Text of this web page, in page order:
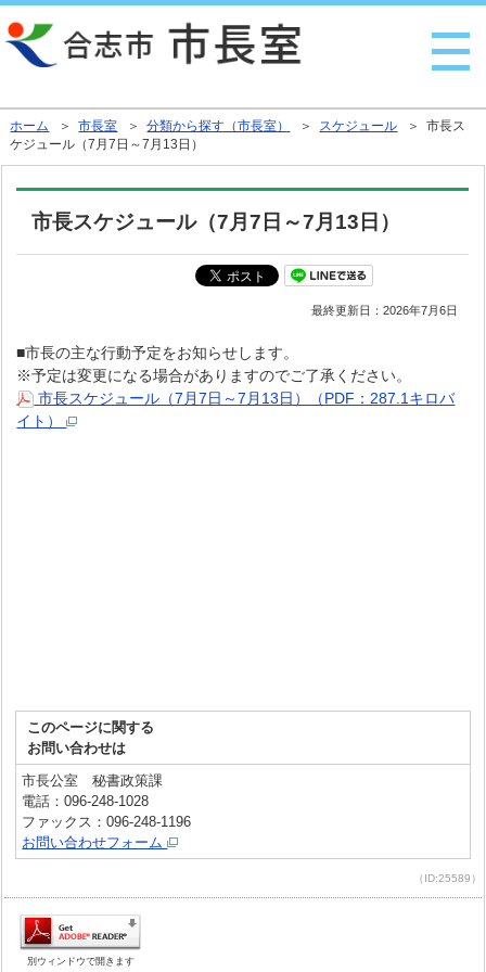
ホーム ＞市長室 ＞分類から探す（市長室） ＞ スケジュール ＞ 市長ス
ケジュール（7月7日～7月13日）
市長スケジュール（7月7日～7月13日）
最終更新日：2026年7月6日
■市長の主な行動予定をお知らせします。
※予定は変更になる場合がありますのでご了承ください。
市長スケジュール（7月7日～7月13日）（PDF：287.1キロバ
イト）
このページに関する
お問い合わせは
市長公室 秘書政策課
電話：096-248-1028
ファックス：096-248-1196
お問い合わせフォーム
（ID:25589）
別ウィンドウで開きます